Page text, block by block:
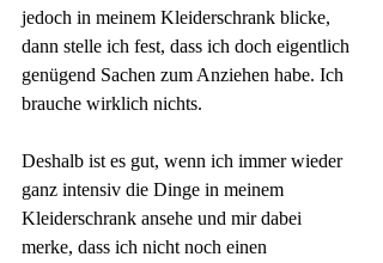
jedoch in meinem Kleiderschrank blicke,
dann stelle ich fest, dass ich doch eigentlich
genügend Sachen zum Anziehen habe. Ich
brauche wirklich nichts.
Deshalb ist es gut, wenn ich immer wieder
ganz intensiv die Dinge in meinem
Kleiderschrank ansehe und mir dabei
merke, dass ich nicht noch einen